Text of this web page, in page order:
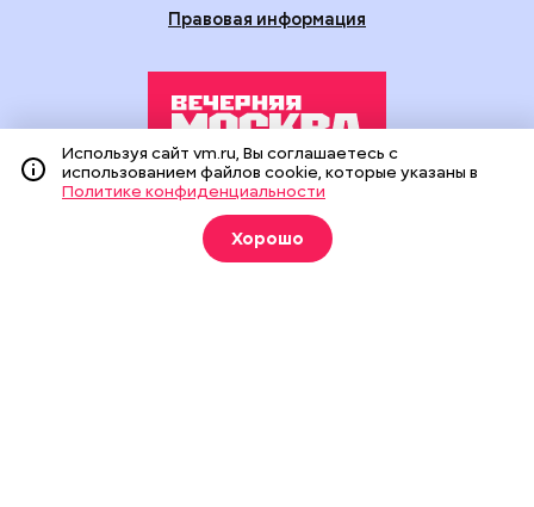
Правовая информация
Издание создано при финансовой поддержке Департамента
средств массовой информации и рекламы города Москвы.
На сайте применяются рекомендательные технологии
(информационные технологии предоставления информации
Используя сайт vm.ru, Вы соглашаетесь с
использованием файлов cookie, которые указаны в
Политике конфиденциальности
Хорошо